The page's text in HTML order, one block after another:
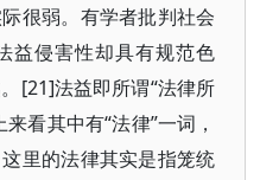
很弱。有学者批判社会
益侵害性却具有规范色
[21]法益即所谓“法律所
看其中有“法律”一词，
里的法律其实是指笼统